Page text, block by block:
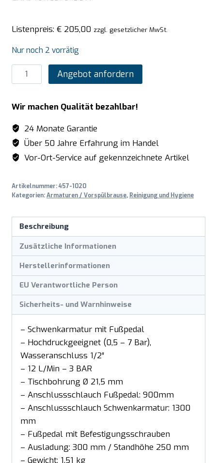
Listenpreis: € 205,00 zzgl. gesetzlicher MwSt.
Nur noch 2 vorrätig
SARO
Armatur
Fußpedal
-
Kaltwasser
Set
Modell
Menge
Angebot anfordern
Wir machen Qualität bezahlbar!
24 Monate Garantie
Über 50 Jahre Erfahrung im Handel
Vor-Ort-Service auf gekennzeichnete Artikel
Artikelnummer:457-1020
Kategorien:Armaturen / Vorspülbrause, Reinigung und Hygiene
Beschreibung
Zusätzliche Informationen
Herstellerinformationen
EU Verantwortliche Person
Sicherheits- und Warnhinweise
– Schwenkarmatur mit Fußpedal
– Hochdruckgeeignet (0,5 – 7 Bar),
Wasseranschluss 1/2″
– 12 L/Min – 3 BAR
– Tischbohrung Ø 21,5 mm
– Anschlussschlauch Fußpedal: 900mm
– Anschlussschlauch Schwenkarmatur: 1300
mm
– Fußpedal mit Befestigungsschrauben
– Ausladung: 300 mm / Standhöhe 250 mm
– Gewicht: 1,51 kg